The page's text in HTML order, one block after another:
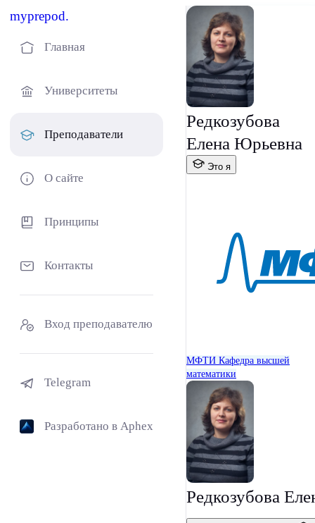
myprepod.
Главная
Университеты
Преподаватели
О сайте
Принципы
Контакты
Вход преподавателю
Telegram
Разработано в Aphex
Редкозубова
Елена Юрьевна
Это я
МФТИ Кафедра высшей
математики
Редкозубова